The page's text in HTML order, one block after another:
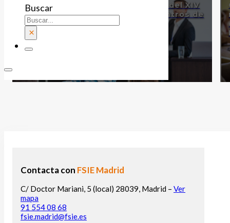
Buscar
×
Reunión de la Mesa Negociadora del XIV
Convenio de Universidades y Centros de
Investigación
Contacta con FSIE Madrid
C/ Doctor Mariani, 5 (local) 28039, Madrid – Ver
mapa
91 554 08 68
fsie.madrid@fsie.es